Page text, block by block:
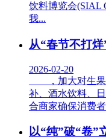
饮料博览会(SIAL
我...
从“春节不打
2026-02-20
，加大对生果
补、酒水饮料、
合商家确保消费
以“纯”破“卷”